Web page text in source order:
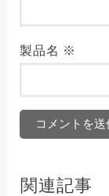
製品名 ※
関連記事